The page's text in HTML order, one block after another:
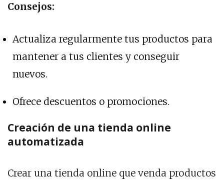
Consejos:
Actualiza regularmente tus productos para
mantener a tus clientes y conseguir
nuevos.
Ofrece descuentos o promociones.
Creación de una tienda online
automatizada
Crear una tienda online que venda productos